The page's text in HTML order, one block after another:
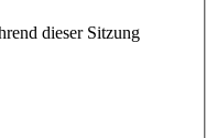
dieser Sitzung